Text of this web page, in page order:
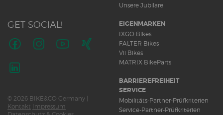
GET SOCIAL!
uns
auf
auf
LinkedIn
© 2026 BIKE&CO Germany |
Kontakt Impressum
Unsere Jubilare
EIGENMARKEN
IXGO Bikes
FALTER Bikes
Vii Bikes
MATRIX BikeParts
BARRIEREFREIHEIT
SERVICE
Mobilitäts-Partner-Prüfkriterien
Service-Partner-Prüfkriterien